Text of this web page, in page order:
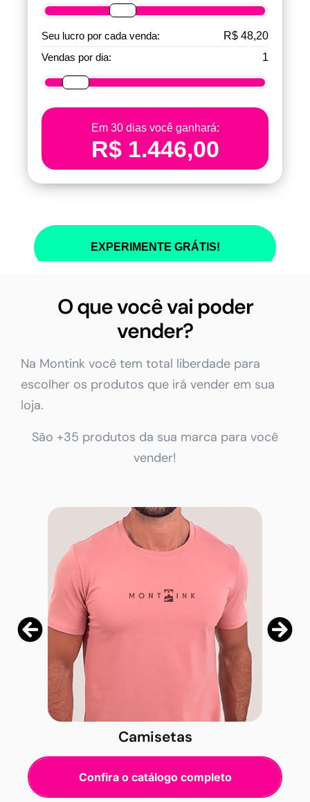
O que você vai poder
vender?
Na Montink você tem total liberdade para
escolher os produtos que irá vender em sua
loja.
São +35 produtos da sua marca para você
vender!
Camisetas
Confira o catálogo completo